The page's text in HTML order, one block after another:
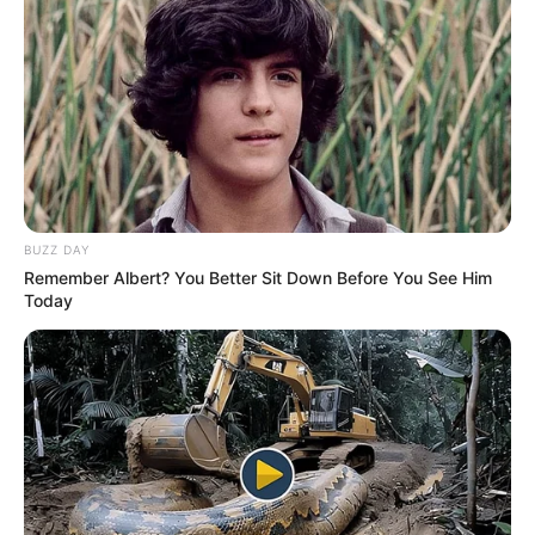
A Insalubridade dos Agentes Comunitários de Saúde e
Agentes de Combate às Endemias. —Foto/Reprodução.
OsAgentes Comunitários de Saúde e Agentes de Combate às
BUZZ DAY
Remember Albert? You Better Sit Down Before You See Him
Today